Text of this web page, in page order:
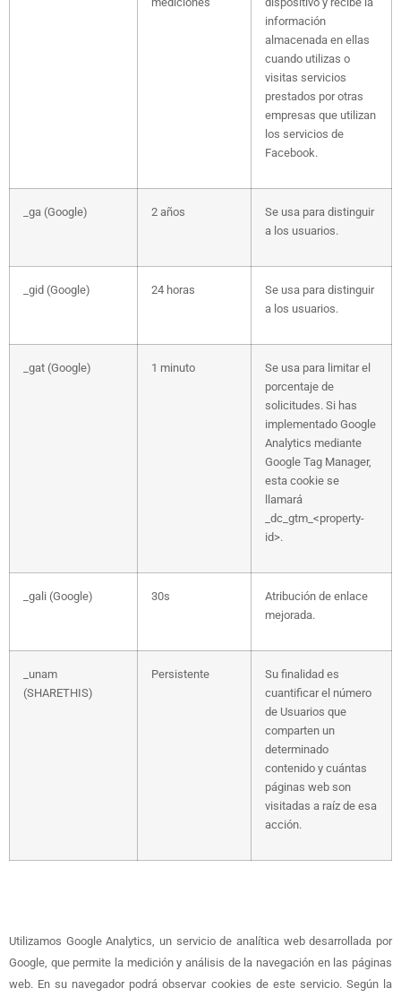
información
almacenada en ellas
cuando utilizas o
visitas servicios
prestados por otras
empresas que utilizan
los servicios de
Facebook.
_ga (Google) 2 años
Se usa para distinguir
a los usuarios.
_gid (Google) 24 horas
Se usa para distinguir
a los usuarios.
_gat (Google) 1 minuto
Se usa para limitar el
porcentaje de
solicitudes. Si has
implementado Google
Analytics mediante
Google Tag Manager,
esta cookie se
llamará
_dc_gtm_<property-
id>.
_gali (Google) 30s
Atribución de enlace
mejorada.
_unam
(SHARETHIS)
Persistente
Su finalidad es
cuantificar el número
de Usuarios que
comparten un
determinado
contenido y cuántas
páginas web son
visitadas a raíz de esa
acción.
Utilizamos Google Analytics, un servicio de analítica web desarrollada por
Google, que permite la medición y análisis de la navegación en las páginas
web. En su navegador podrá observar cookies de este servicio. Según la